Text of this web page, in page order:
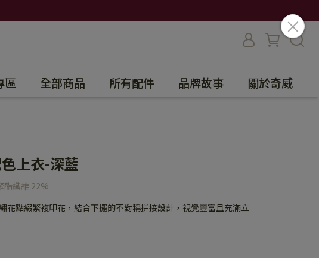
區 全部商品 所有配件 品牌故事 關於奇威
上衣-深藍
酯纖維 22%
花點綴繁複印花，結合下擺的不對稱拼接設計，視覺豐富且充滿立